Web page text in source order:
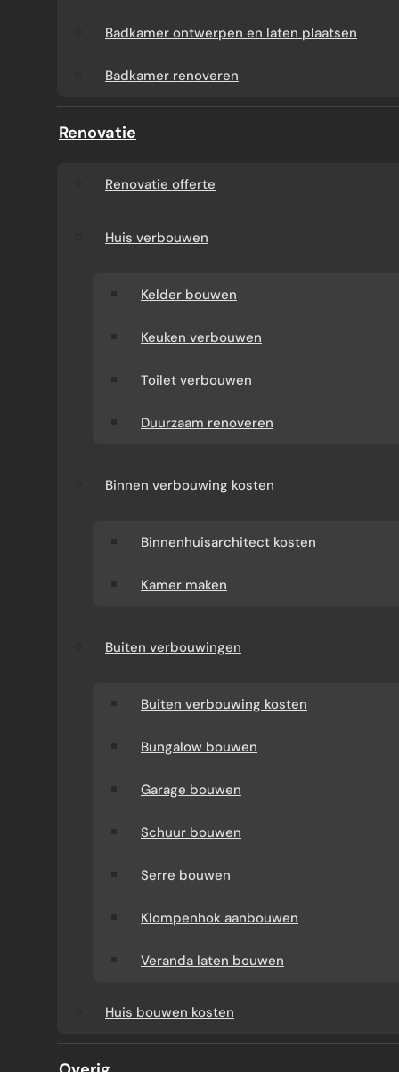
Badkamer ontwerpen en laten plaatsen
Badkamer renoveren
Renovatie
Renovatie offerte
Huis verbouwen
Kelder bouwen
Keuken verbouwen
Toilet verbouwen
Duurzaam renoveren
Binnen verbouwing kosten
Binnenhuisarchitect kosten
Kamer maken
Buiten verbouwingen
Buiten verbouwing kosten
Bungalow bouwen
Garage bouwen
Schuur bouwen
Serre bouwen
Klompenhok aanbouwen
Veranda laten bouwen
Huis bouwen kosten
AANBOUW ROTTERDAM